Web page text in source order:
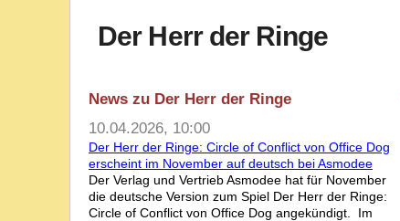
Der Herr der Ringe
News zu Der Herr der Ringe
10.04.2026, 10:00
Der Herr der Ringe: Circle of Conflict von Office Dog
erscheint im November auf deutsch bei Asmodee
Der Verlag und Vertrieb Asmodee hat für November
die deutsche Version zum Spiel Der Herr der Ringe:
Circle of Conflict von Office Dog angekündigt. Im